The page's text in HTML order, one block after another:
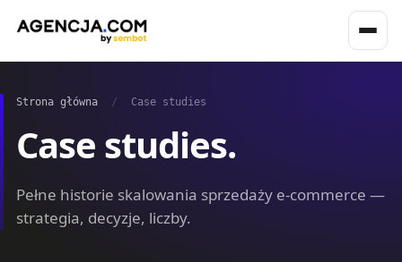
Strona główna / Case studies
Case studies.
Pełne historie skalowania sprzedaży e-commerce —
strategia, decyzje, liczby.